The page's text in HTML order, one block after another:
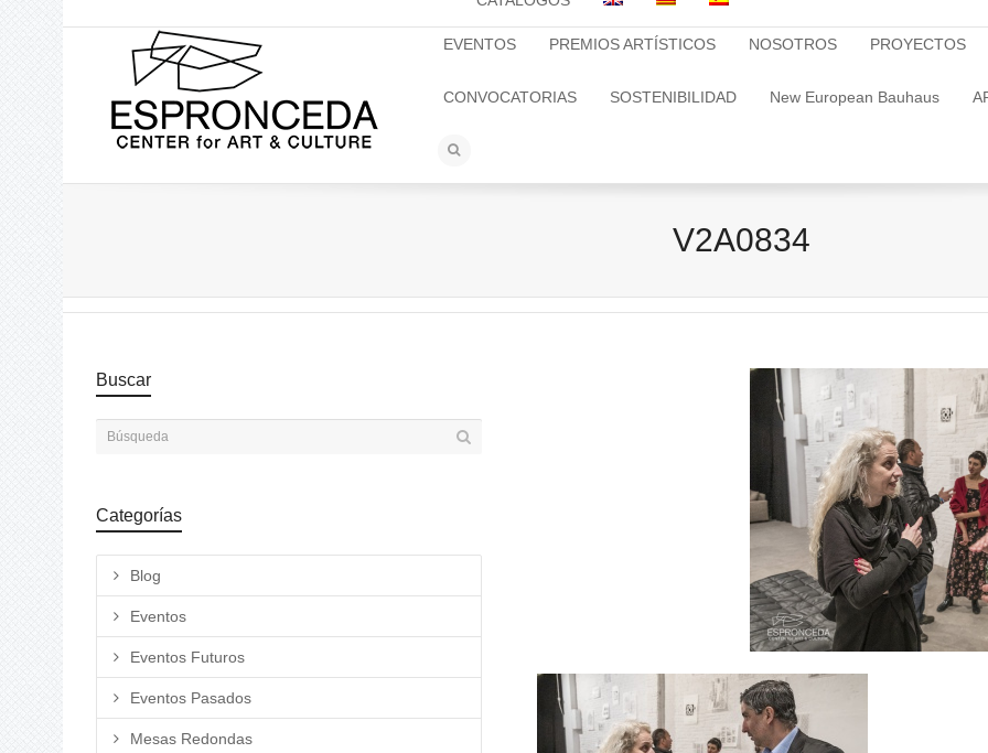
EVENTOS PREMIOS ARTÍSTICOS NOSOTROS PROYECTOS
CONVOCATORIAS SOSTENIBILIDAD New European Bauhaus
V2A0834
Buscar
Categorías
Blog
Eventos
Eventos Futuros
Eventos Pasados
Mesas Redondas